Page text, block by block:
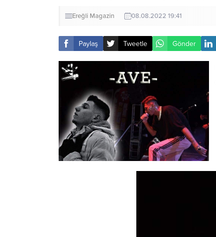
Ereğli Magazin 08.08.2022 19:41
Paylaş Tweetle Gönder